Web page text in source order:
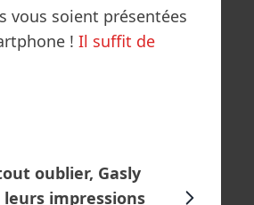
vous soient présentées
! Il suffit de
oublier, Gasly
impressions